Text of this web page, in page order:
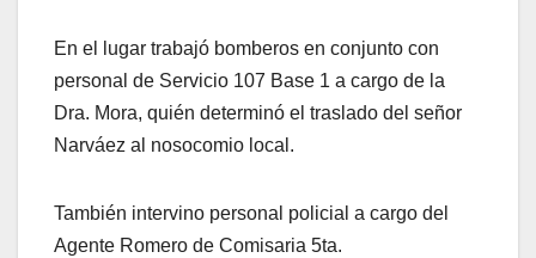
En el lugar trabajó bomberos en conjunto con
personal de Servicio 107 Base 1 a cargo de la
Dra. Mora, quién determinó el traslado del señor
Narváez al nosocomio local.
También intervino personal policial a cargo del
Agente Romero de Comisaria 5ta.